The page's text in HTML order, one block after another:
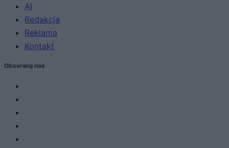
AI
Redakcja
Reklama
Kontakt
Obserwuj nas